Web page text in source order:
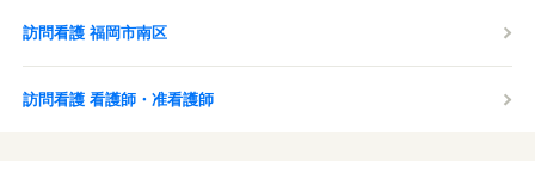
訪問看護 福岡市南区
訪問看護 看護師・准看護師